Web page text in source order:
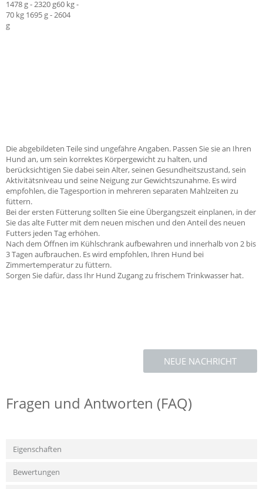
1478 g - 2320 g60 kg -
70 kg 1695 g - 2604
g
Die abgebildeten Teile sind ungefähre Angaben. Passen Sie sie an Ihren
Hund an, um sein korrektes Körpergewicht zu halten, und
berücksichtigen Sie dabei sein Alter, seinen Gesundheitszustand, sein
Aktivitätsniveau und seine Neigung zur Gewichtszunahme. Es wird
empfohlen, die Tagesportion in mehreren separaten Mahlzeiten zu
füttern.
Bei der ersten Fütterung sollten Sie eine Übergangszeit einplanen, in der
Sie das alte Futter mit dem neuen mischen und den Anteil des neuen
Futters jeden Tag erhöhen.
Nach dem Öffnen im Kühlschrank aufbewahren und innerhalb von 2 bis
3 Tagen aufbrauchen. Es wird empfohlen, Ihren Hund bei
Zimmertemperatur zu füttern.
Sorgen Sie dafür, dass Ihr Hund Zugang zu frischem Trinkwasser hat.
NEUE NACHRICHT
Fragen und Antworten (FAQ)
Eigenschaften
Bewertungen